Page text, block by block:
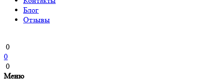
Блог
Отзывы
0
0
0
Меню